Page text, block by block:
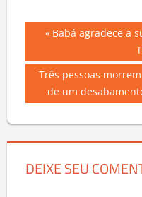
Navegação
de
Post
Previous
Babá agradece a
Next
Post:
Três pessoas
de um
DEIXE SEU